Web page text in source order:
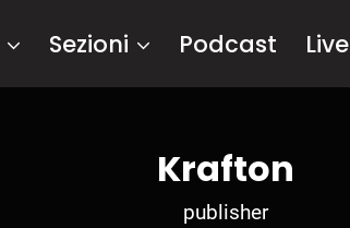
Sezioni Podcast Live
Krafton
publisher